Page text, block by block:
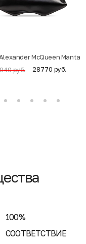
McQueen Manta
руб. 28770 руб.
100%
СООТВЕТСТВИЕ